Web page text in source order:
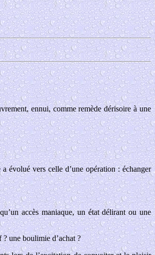
ennui, comme remède dérisoire à une
évolué vers celle d’une opération : échanger
accès maniaque, un état délirant ou une
une boulimie d’achat ?